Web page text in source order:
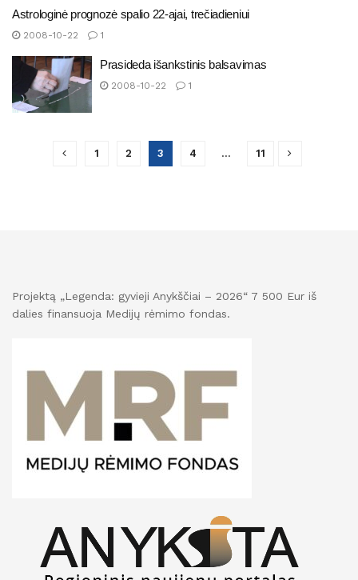
Astrologinė prognozė spalio 22-ajai, trečiadieniui
2008-10-22 1
Prasideda išankstinis balsavimas
2008-10-22 1
1 2 3 4 … 11
Projektą „Legenda: gyvieji Anykščiai – 2026“ 7 500 Eur iš
dalies finansuoja Medijų rėmimo fondas.